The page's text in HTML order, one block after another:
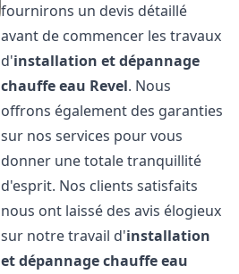
fournirons un devis détaillé
avant de commencer les travaux
d'installation et dépannage
chauffe eau Revel. Nous
offrons également des garanties
sur nos services pour vous
donner une totale tranquillité
d'esprit. Nos clients satisfaits
nous ont laissé des avis élogieux
sur notre travail d'installation
et dépannage chauffe eau